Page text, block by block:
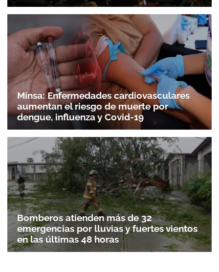
Minsa: Enfermedades cardiovasculares
aumentan el riesgo de muerte por
dengue, influenza y Covid-19
Bomberos atienden más de 32
emergencias por lluvias y fuertes vientos
en las últimas 48 horas